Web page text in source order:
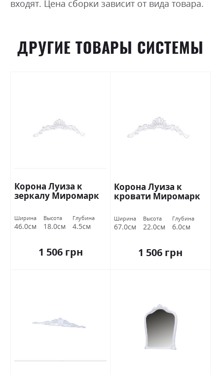
входят. Цена сборки зависит от вида товара.
ДРУГИЕ ТОВАРЫ СИСТЕМЫ
Корона Луиза к
зеркалу Миромарк
Ширина
46.0см
Высота
18.0см
Глубина
4.5см
1 506 грн
Корона Луиза к
кровати Миромарк
Ширина
67.0см
Высота
22.0см
Глубина
6.0см
1 506 грн